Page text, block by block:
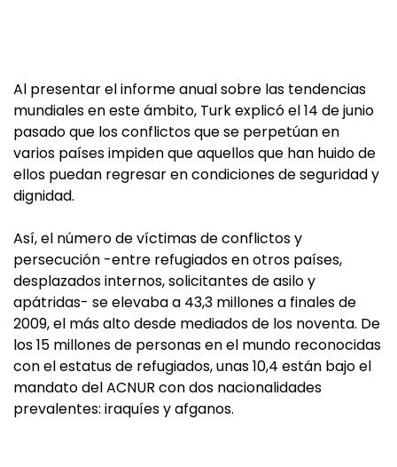
Al presentar el informe anual sobre las tendencias
mundiales en este ámbito, Turk explicó el 14 de junio
pasado que los conflictos que se perpetúan en
varios países impiden que aquellos que han huido de
ellos puedan regresar en condiciones de seguridad y
dignidad.
Así, el número de víctimas de conflictos y
persecución -entre refugiados en otros países,
desplazados internos, solicitantes de asilo y
apátridas- se elevaba a 43,3 millones a finales de
2009, el más alto desde mediados de los noventa. De
los 15 millones de personas en el mundo reconocidas
con el estatus de refugiados, unas 10,4 están bajo el
mandato del ACNUR con dos nacionalidades
prevalentes: iraquíes y afganos.